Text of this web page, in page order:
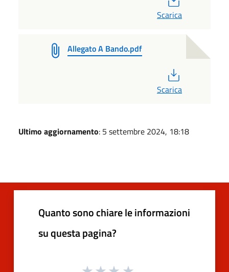
Scarica
Allegato A Bando.pdf
Scarica
Ultimo aggiornamento: 5 settembre 2024, 18:18
Quanto sono chiare le informazioni
su questa pagina?